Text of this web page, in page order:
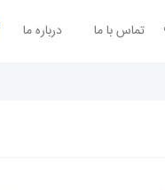
تماس با ما درباره ما